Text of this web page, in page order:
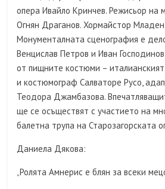
опера Ивайло Кринчев. Режисьор на
Огнян Драганов. Хормайстор Младен
Монументалната сценография е
Венцислав Петров и Иван
от пищните костюми –
и костюмограф Салваторе Русо,
Теодора Джамбазова.
ще се осъществят с участието на
балетна трупа на Старозагорската
Даниела Дякова:
„Ролята Амнерис е блян за всеки